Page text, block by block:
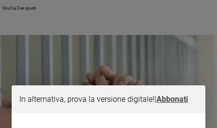
2019 del giro del mondo in barca a vela a causa dell'instabilità politica.
Giulia Cerqueti
In alternativa, prova la versione digitale!|Abbonati